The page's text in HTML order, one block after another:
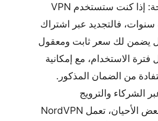
نصيحة: إذا كنت ستستخدم VPN
سنوات، فالتجديد عبر اشتراك
يضمن لك سعر ثابت ومعقول
فترة الاستخدام، مع إمكانية
من الضمان المذكور.
الشركاء والترويج
في بعض الأحيان، تعمل NordVPN